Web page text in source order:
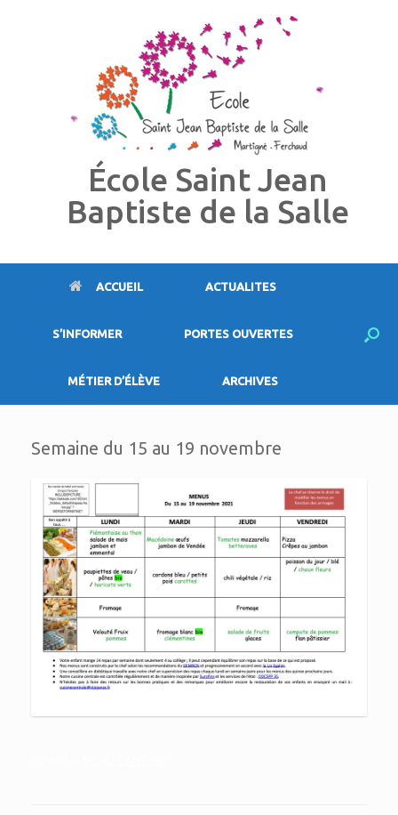
École Saint Jean
Baptiste de la Salle
ACCUEIL ACTUALITES
S’INFORMER PORTES OUVERTES
MÉTIER D’ÉLÈVE ARCHIVES
Semaine du 15 au 19 novembre